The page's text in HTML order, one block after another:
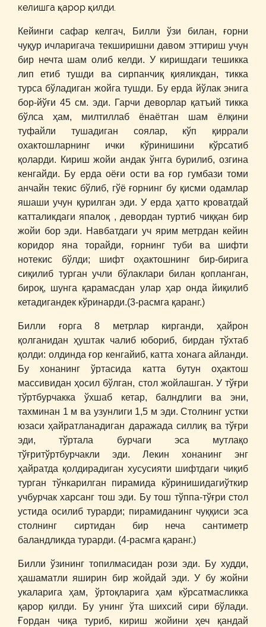
келишга қарор қилди.
Кейинги сафар келгач, Билли ўзи билан, ғорни
чуқур ичларигача текширишни давом эттириш учун
бир нечта шам олиб келди. У киришдаги тешикка
лип етиб тушди ва сирпанчиқ қияликдан, тикка
турса бўладиган жойга тушди. Бу ерда йўлак энига
бор-йўғи 45 см. эди. Гарчи деворлар қатъий тикка
бўлса ҳам, милтиллаб ёнаётган шам ёлқини
туфайли тушадиган соялар, кўп қиррали
охактошларнинг ички кўринишини кўрсатиб
қоларди. Кириш жойи андак ўнгга бурилиб, озгина
кенгайди. Бу ерда оёғи ости ва ғор гумбази томи
анчайн текис бўлиб, гўё ғорнинг бу қисми одамлар
яшаши учун қурилган эди. У ерда ҳатто кроватдай
катталикдаги япалоқ , девордан туртиб чиққан бир
жойи бор эди. Навбатдаги уч ярим метрдан кейин
коридор яна торайди, ғорнинг туби ва шифти
нотекис бўлди; шифт оҳактошнинг бир-бирига
сиқилиб турган учли бўлаклари билан қопланган,
бироқ, шунга қарамасдан улар ҳар онда йиқилиб
кетадигандек кўринарди.(3-расмга қаранг.)
Билли ғорга 8 метрлар кирганди, ҳайрон
қолганидан ҳуштак чалиб юбориб, бирдан тўхтаб
қолди: олдинда ғор кенгайиб, катта хонага айланди.
Бу хонанинг ўртасида катта бутун оҳактош
массивидан ҳосил бўлган, стол жойлашган. У тўғри
тўртбурчакка ўхшаб кетар, балндлиги ва эни,
тахминан 1 м ва узунлиги 1,5 м эди. Столнинг устки
юзаси ҳайратланадиган даражада силлиқ ва тўғри
эди, тўртала бурчаги эса мутлақо
тўғритўртбурчакли эди. Лекин хонанинг энг
ҳайратда қолдирадиган хусусияти шифтдаги чиқиб
турган тўнкарилган пирамида кўринишидагиўткир
учбурчак харсанг тош эди. Бу тош тўппа-тўғри стол
устида осилиб турарди; пирамиданинг чуққиси эса
столнинг сиртидан бир неча сантиметр
баландликда турарди. (4-расмга қаранг.)
Билли ўзининг топилмасидан рози эди. Бу худди,
ҳашаматли яширин бир жойдай эди. У бу жойни
укаларига ҳам, ўртоқларига ҳам кўрсатмасликка
қарор қилди. Бу унинг ўта шихсий сири бўлади.
Ғордан чиқа туриб, кириш жойини ҳеч қандай